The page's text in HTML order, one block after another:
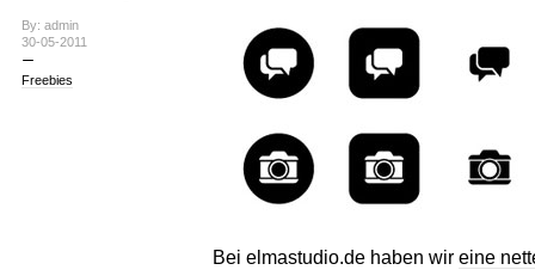
By: admin
30-05-2011
Freebies
Bei elmastudio.de haben wir eine